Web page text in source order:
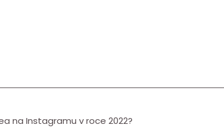
na Instagramu v roce 2022?